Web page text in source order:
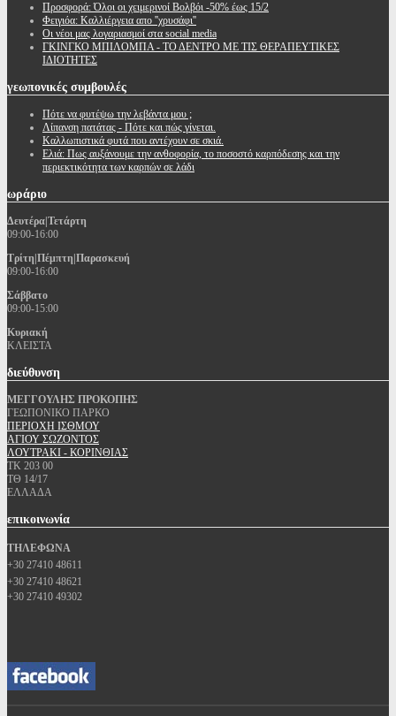
Προσφορά: Όλοι οι χειμερινοί Βολβόι -50% έως 15/2
Φειγιόα: Καλλιέργεια απο ''χρυσάφι''
Oι νέοι μας λογαριασμοί στα social media
ΓΚΙΝΓΚΟ ΜΠΙΛΟΜΠΑ - ΤΟ ΔΕΝΤΡΟ ΜΕ ΤΙΣ ΘΕΡΑΠΕΥΤΙΚΕΣ
ΙΔΙΟΤΗΤΕΣ
γεωπονικές συμβουλές
Πότε να φυτέψω την λεβάντα μου ;
Λίπανση πατάτας - Πότε και πώς γίνεται.
Καλλωπιστικά φυτά που αντέχουν σε σκιά.
Ελιά: Πως αυξάνουμε την ανθοφορία, το ποσοστό καρπόδεσης και την
περιεκτικότητα των καρπών σε λάδι
ωράριο
Δευτέρα|Τετάρτη
09:00-16:00
Τρίτη|Πέμπτη|Παρασκευή
09:00-16:00
Σάββατο
09:00-15:00
Κυριακή
ΚΛΕΙΣΤΑ
διεύθυνση
ΜΕΓΓΟΥΛΗΣ ΠΡΟΚΟΠΗΣ
ΓΕΩΠΟΝΙΚΟ ΠΑΡΚΟ
ΠΕΡΙΟΧΗ ΙΣΘΜΟΥ
ΑΓΙΟΥ ΣΩΖΟΝΤΟΣ
ΛΟΥΤΡΑΚΙ - ΚΟΡΙΝΘΙΑΣ
ΤΚ 203 00
ΤΘ 14/17
ΕΛΛΑΔΑ
επικοινωνία
ΤΗΛΕΦΩΝΑ
+30 27410 48611
+30 27410 48621
+30 27410 49302